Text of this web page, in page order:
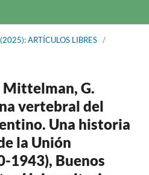
ARTÍCULOS LIBRES /
Mittelman, G.
vertebral del
Una historia
la Unión
1943), Buenos